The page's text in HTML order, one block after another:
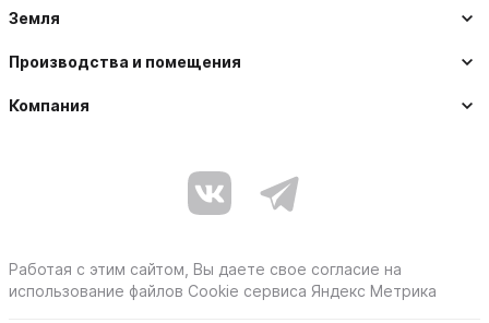
Земля
Производства и помещения
Компания
Работая с этим сайтом, Вы даете свое согласие на
использование файлов Cookie сервиса Яндекс Метрика